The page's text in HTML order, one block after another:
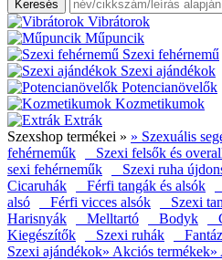
Vibrátorok
Műpuncik
Szexi fehérnemű
Szexi ajándékok
Potencianövelők
Kozmetikumok
Extrák
Szexshop termékei » » Szexuális
fehérneműk
Szexi felsők és
sexi fehérneműk
Szexi ruha
Cicaruhák
Férfi tangák és alsók
alsó
Férfi vicces alsók Szexi
Harisnyák
Melltartó Bodyk
Kiegészítők
Szexi ruhák
Szexi ajándékok» Akciós termékek»